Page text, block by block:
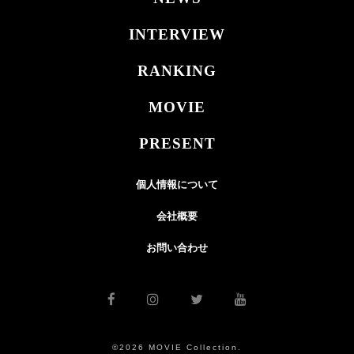
INTERVIEW
RANKING
MOVIE
PRESENT
個人情報について
会社概要
お問い合わせ
©2026 MOVIE Collection.